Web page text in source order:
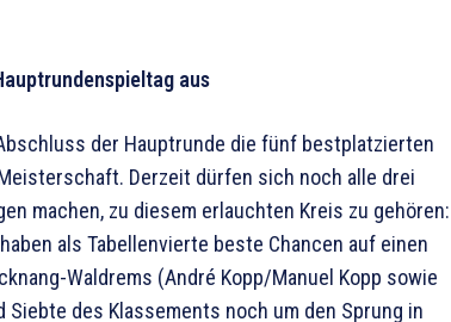
aus
der Hauptrunde die fünf bestplatzierten
Derzeit dürfen sich noch alle drei
machen, zu diesem erlauchten Kreis zu gehören:
als Tabellenvierte beste Chancen auf einen
Waldrems (André Kopp/Manuel Kopp sowie
des Klassements noch um den Sprung in